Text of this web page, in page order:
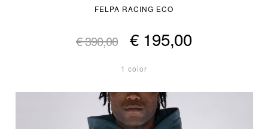
FELPA RACING ECO
€ 390,00 € 195,00
1 color